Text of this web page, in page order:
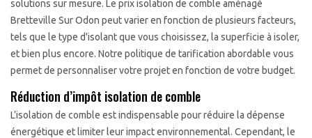
solutions sur mesure. Le prix isolation de comble aménagé
Bretteville Sur Odon peut varier en fonction de plusieurs facteurs,
tels que le type d'isolant que vous choisissez, la superficie à isoler,
et bien plus encore. Notre politique de tarification abordable vous
permet de personnaliser votre projet en fonction de votre budget.
Réduction d’impôt isolation de comble
L’isolation de comble est indispensable pour réduire la dépense
énergétique et limiter leur impact environnemental. Cependant, le